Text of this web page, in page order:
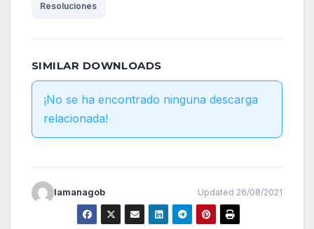
Resoluciones
SIMILAR DOWNLOADS
¡No se ha encontrado ninguna descarga
relacionada!
lamanagob Updated 26/08/2021